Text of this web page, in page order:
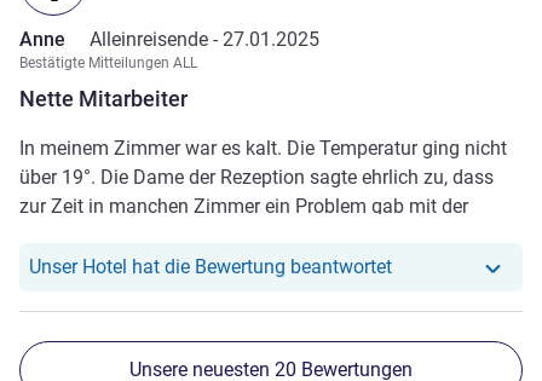
verbesserungswürdig. Wir kommen bestimmt mal wieder
hier her.
Nette Mitarbeiter
Anne Alleinreisende - 27.01.2025
Bestätigte Mitteilungen ALL
In meinem Zimmer war es kalt. Die Temperatur ging nicht
über 19°. Die Dame der Rezeption sagte ehrlich zu, dass
zur Zeit in manchen Zimmer ein Problem gab mit der
Upgrade, ohne Mehrpreis. Alle Mitarbeiter waren nett und
angeschlossen.
Unser Hotel hat die Bewertung beantwortetUnser Hotel hat
Unsere neuesten 20 Bewertungen